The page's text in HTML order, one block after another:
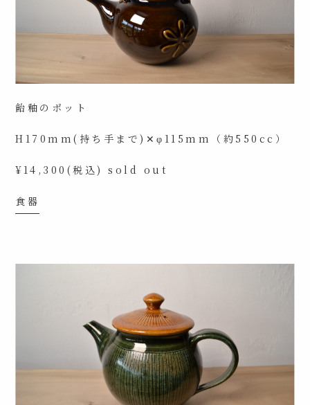
飴釉のポット
H170mm(持ち手まで)✕φ115mm（約550cc）
¥14,300(税込) sold out
食器